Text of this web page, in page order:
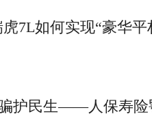
7L如何实现“豪华平
骗护民生——人保寿